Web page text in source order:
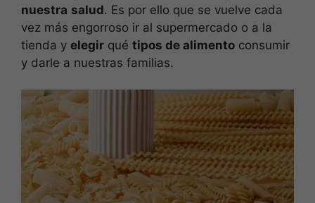
nuestra salud. Es por ello que se vuelve cada
vez más engorroso ir al supermercado o a la
tienda y elegir qué tipos de alimento consumir
y darle a nuestras familias.